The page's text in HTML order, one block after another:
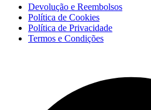
Devolução e Reembolsos
Política de Cookies
Política de Privacidade
Termos e Condições